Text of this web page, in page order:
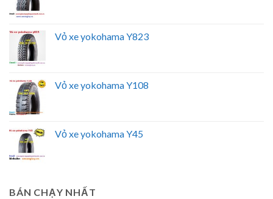
Vỏ xe yokohama Y823
Vỏ xe yokohama Y108
Vỏ xe yokohama Y45
BÁN CHẠY NHẤT